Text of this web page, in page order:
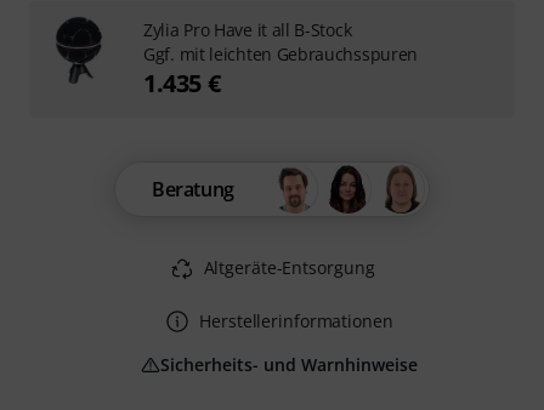
Beratung
Altgeräte-Entsorgung
Herstellerinformationen
Sicherheits- und Warnhinweise
Zylia Pro Have it all B-Stock
Ggf. mit leichten Gebrauchsspuren
1.435 €